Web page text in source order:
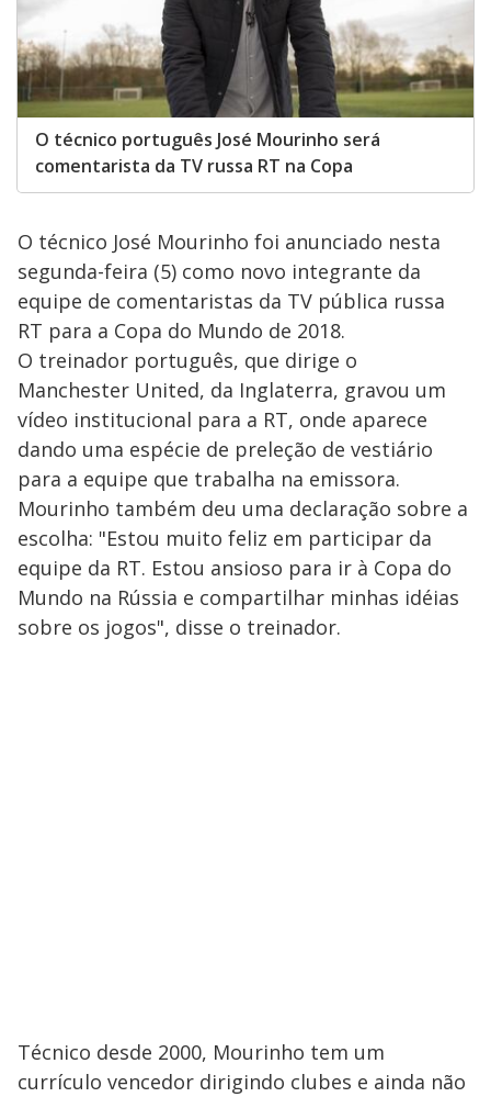
O técnico português José Mourinho será
comentarista da TV russa RT na Copa
O técnico José Mourinho foi anunciado nesta
segunda-feira (5) como novo integrante da
equipe de comentaristas da TV pública russa
RT para a Copa do Mundo de 2018.
O treinador português, que dirige o
Manchester United, da Inglaterra, gravou um
vídeo institucional para a RT, onde aparece
dando uma espécie de preleção de vestiário
para a equipe que trabalha na emissora.
Mourinho também deu uma declaração sobre a
escolha: "Estou muito feliz em participar da
equipe da RT. Estou ansioso para ir à Copa do
Mundo na Rússia e compartilhar minhas idéias
sobre os jogos", disse o treinador.
Técnico desde 2000, Mourinho tem um
currículo vencedor dirigindo clubes e ainda não